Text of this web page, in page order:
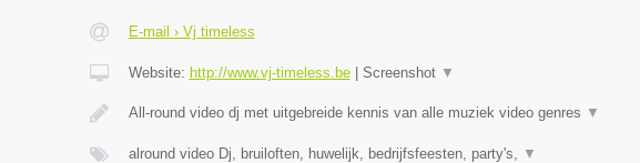
E-mail › Vj timeless
Website: http://www.vj-timeless.be| Screenshot ▼
All-round video dj met uitgebreide kennis van alle muziek video genres ▼
alround video Dj, bruiloften, huwelijk, bedrijfsfeesten, party's, ▼